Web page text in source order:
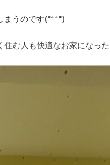
まうのです(*^^*)
住む人も快適なお家になっ